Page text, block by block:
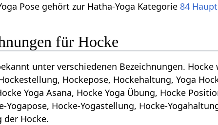
Pose gehört zur Hatha-Yoga Kategorie 84
für Hocke
unter verschiedenen Bezeichnungen.
Hockepose, Hockehaltung, Yoga
Yoga Asana, Hocke Yoga Übung, Hocke
Yogapose, Hocke-Yogastellung, Hocke-
der Hocke.